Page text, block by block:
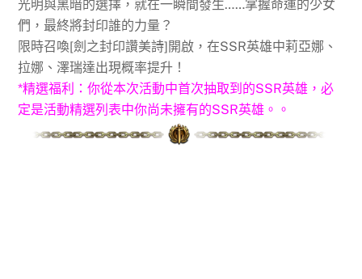
光明與黑暗的選擇，就在一瞬間發生……掌握命運的少女
們，最終將封印誰的力量？
限時召喚[劍之封印讚美詩]開啟，在SSR英雄中莉亞娜、
拉娜、澤瑞達出現概率提升！
*精選福利：你從本次活動中首次抽取到的SSR英雄，必
定是活動精選列表中你尚未擁有的SSR英雄。。